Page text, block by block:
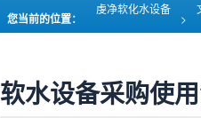
您当前的位置：
虔净软化水设备
>
软水设备采购使